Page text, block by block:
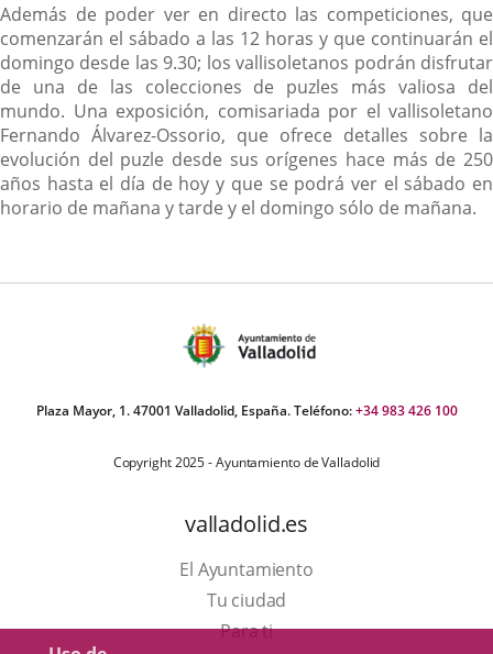
Además de poder ver en directo las competiciones, que
comenzarán el sábado a las 12 horas y que continuarán el
domingo desde las 9.30; los vallisoletanos podrán disfrutar
de una de las colecciones de puzles más valiosa del
mundo. Una exposición, comisariada por el vallisoletano
Fernando Álvarez-Ossorio, que ofrece detalles sobre la
evolución del puzle desde sus orígenes hace más de 250
años hasta el día de hoy y que se podrá ver el sábado en
horario de mañana y tarde y el domingo sólo de mañana.
Plaza Mayor, 1. 47001 Valladolid, España. Teléfono:+34 983 426 100
Copyright 2025 - Ayuntamiento de Valladolid
valladolid.es
El Ayuntamiento
Tu ciudad
Para ti